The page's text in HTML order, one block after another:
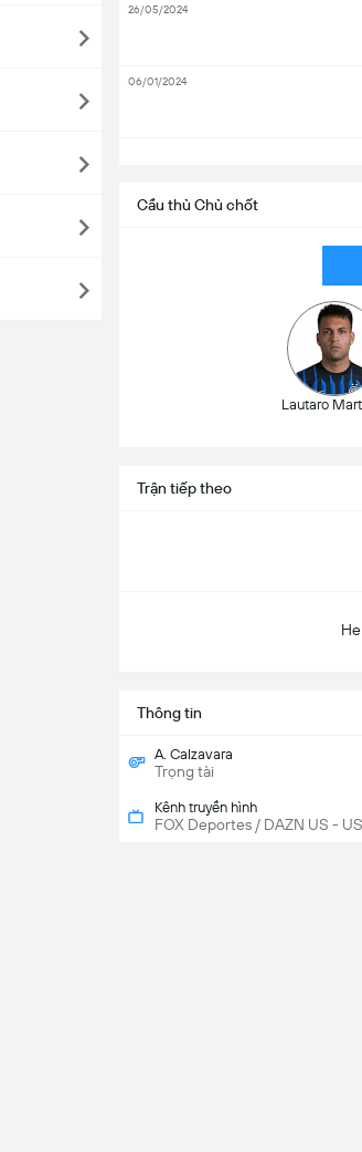
Trận tiếp theo
Cầu thủ Chủ chốt
Lautaro
Thông tin
A. Calzavara
Trọng tài
Kênh truyền hình
FOX Deportes / DAZN US -
26/05/2024
06/01/2024